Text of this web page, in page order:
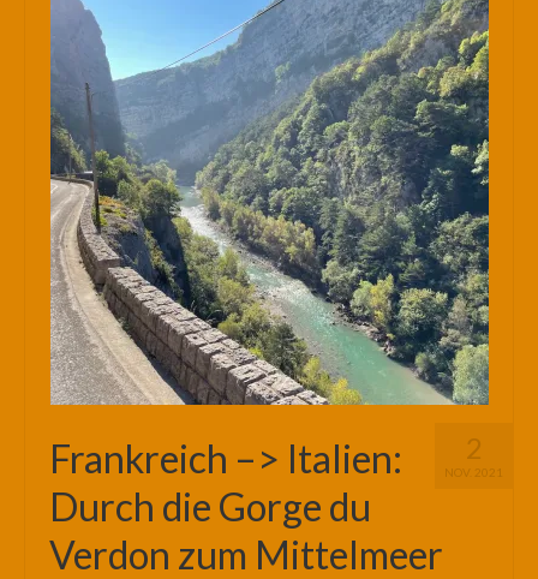
2
NOV. 2021
Frankreich –> Italien:
Durch die Gorge du
Verdon zum Mittelmeer